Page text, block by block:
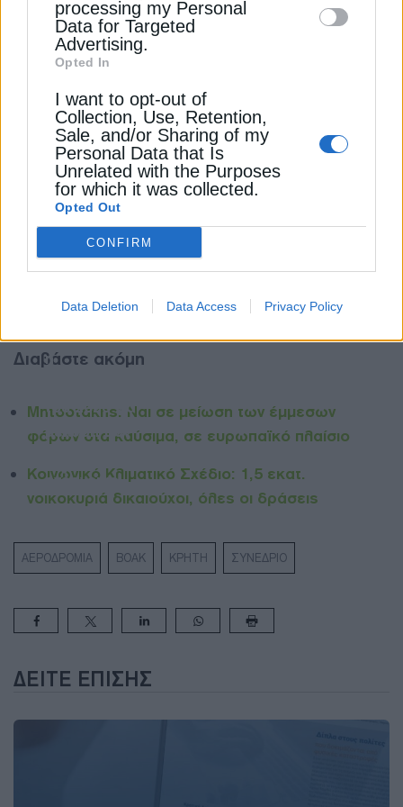
processing my Personal
Data for Targeted
Advertising.
Opted In
I want to opt-out of
Collection, Use, Retention,
Sale, and/or Sharing of my
Personal Data that Is
Unrelated with the Purposes
for which it was collected.
Opted Out
CONFIRM
Data Deletion Data Access Privacy Policy
τις διαθέσιμες χρηματοδοτικές λύσεις και τις
επενδυτικές στρατηγικές που μπορούν να
στηρίξουν την περαιτέρω ανάπτυξη της Κρήτης.
Το συνέδριο θα ολοκληρωθεί με μια συζήτηση για
τον ρόλο της Τοπικής Αυτοδιοίκησης στη
διαμόρφωση ενός βιώσιμου αναπτυξιακού
μοντέλου. Δήμαρχοι μεγάλων πόλεων της Κρήτης
θα παρουσιάσουν τις στρατηγικές πρωτοβουλίες
που υλοποιούνται σε τοπικό επίπεδο για την
προσέλκυση επενδύσεων, την ενίσχυση των
των κατοίκων.
Διαβάστε ακόμη
Μητσοτάκης: Ναι σε μείωση των έμμεσων
φόρων στα καύσιμα, σε ευρωπαϊκό πλαίσιο
Κοινωνικό Κλιματικό Σχέδιο: 1,5 εκατ.
νοικοκυριά δικαιούχοι, όλες οι δράσεις
η
του 2026 για
μείωση των
ενέργειας
ΑΕΡΟΔΡΟΜΙΑ ΒΟΑΚ ΚΡΗΤΗ ΣΥΝΕΔΡΙΟ
ΔΕΊΤΕ ΕΠΊΣΗΣ